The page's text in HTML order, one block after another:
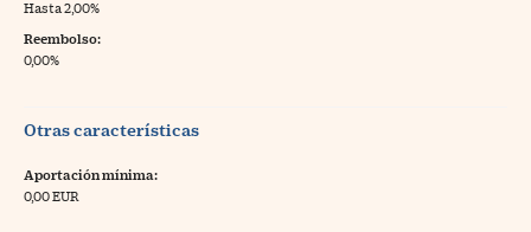
Hasta 2,00%
Reembolso:
0,00%
Otras características
Aportación mínima:
0,00 EUR